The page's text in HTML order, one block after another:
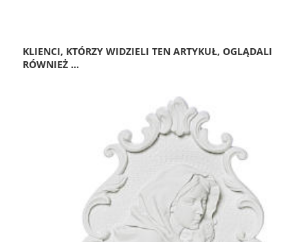
KLIENCI, KTÓRZY WIDZIELI TEN ARTYKUŁ, OGLĄDALI
RÓWNIEŻ ...